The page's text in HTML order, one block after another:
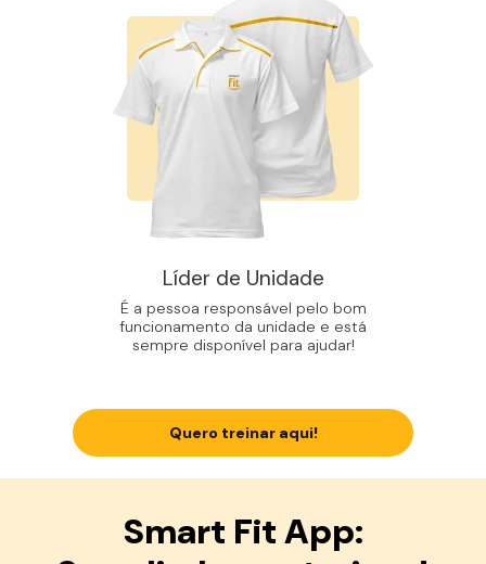
Líder de Unidade
É a pessoa responsável pelo bom
funcionamento da unidade e está
sempre disponível para ajudar!
Quero treinar aqui!
Smart Fit App: